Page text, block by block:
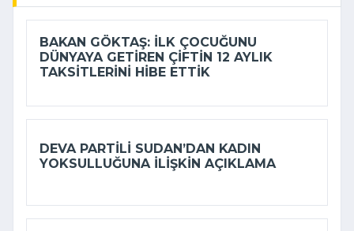
BAKAN GÖKTAŞ: İLK ÇOCUĞUNU
DÜNYAYA GETIREN ÇIFTIN 12 AYLIK
TAKSITLERINI HIBE ETTIK
DEVA PARTILI SUDAN’DAN KADIN
YOKSULLUĞUNA ILIŞKIN AÇIKLAMA